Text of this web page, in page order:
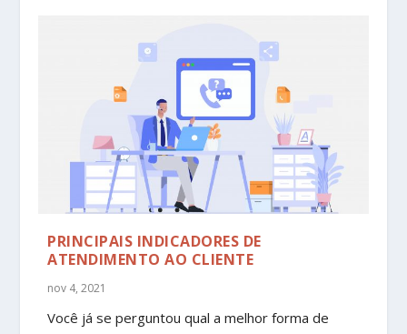
PRINCIPAIS INDICADORES DE
ATENDIMENTO AO CLIENTE
nov 4, 2021
Você já se perguntou qual a melhor forma de